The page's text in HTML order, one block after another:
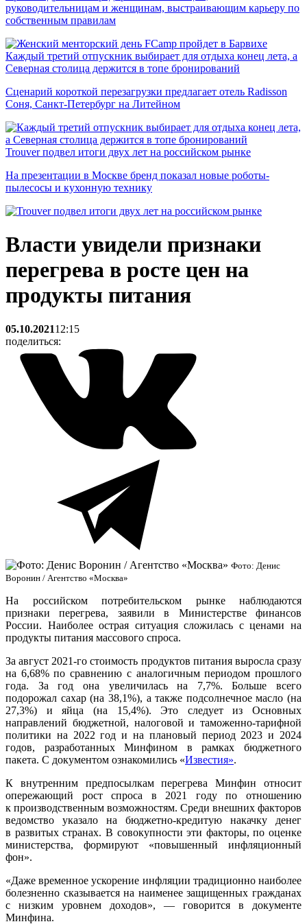
руководительницам и женщинам, выстраивающим карьеру по
собственным правилам
Каждый третий отпускник выбирает для отдыха конец лета, а
Северная столица держится в топе бронирований
Сценарий короткой перезагрузки предлагает отель Radisson
Соня, Санкт-Петербург на Литейном
Trouver подвел итоги двух лет на российском рынке
На презентации в Москве бренд показал новые роботы-
пылесосы и кухонную технику
Власти увидели признаки
перегрева в росте цен на
продукты питания
05.10.202112:15
поделиться:
Фото: Денис
Воронин / Агентство «Москва»
На российском потребительском рынке наблюдаются
признаки перегрева, заявили в Министерстве финансов
России. Наиболее острая ситуация сложилась с ценами на
продукты питания массового спроса.
За август 2021-го стоимость продуктов питания выросла сразу
на 6,68% по сравнению с аналогичным периодом прошлого
года. За год она увеличилась на 7,7%. Больше всего
подорожал сахар (на 38,1%), а также подсолнечное масло (на
27,3%) и яйца (на 15,4%). Это следует из Основных
направлений бюджетной, налоговой и таможенно-тарифной
политики на 2022 год и на плановый период 2023 и 2024
годов, разработанных Минфином в рамках бюджетного
пакета. С документом ознакомились «Известия».
К внутренним предпосылкам перегрева Минфин относит
опережающий рост спроса в 2021 году по отношению
к производственным возможностям. Среди внешних факторов
ведомство указало на бюджетно-кредитую накачку денег
в развитых странах. В совокупности эти факторы, по оценке
министерства, формируют «повышенный инфляционный
фон».
«Даже временное ускорение инфляции традиционно наиболее
болезненно сказывается на наименее защищенных гражданах
с низким уровнем доходов», — говорится в документе
Минфина.